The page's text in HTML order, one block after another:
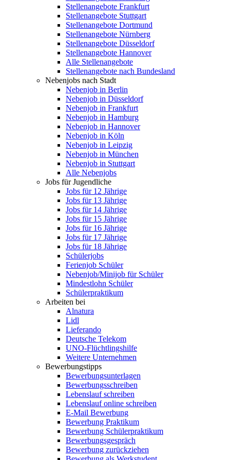
Stellenangebote Frankfurt
Stellenangebote Stuttgart
Stellenangebote Dortmund
Stellenangebote Nürnberg
Stellenangebote Düsseldorf
Stellenangebote Hannover
Alle Stellenangebote
Stellenangebote nach Bundesland
Nebenjobs nach Stadt
Nebenjob in Berlin
Nebenjob in Düsseldorf
Nebenjob in Frankfurt
Nebenjob in Hamburg
Nebenjob in Hannover
Nebenjob in Köln
Nebenjob in Leipzig
Nebenjob in München
Nebenjob in Stuttgart
Alle Nebenjobs
Jobs für Jugendliche
Jobs für 12 Jährige
Jobs für 13 Jährige
Jobs für 14 Jährige
Jobs für 15 Jährige
Jobs für 16 Jährige
Jobs für 17 Jährige
Jobs für 18 Jährige
Schülerjobs
Ferienjob Schüler
Nebenjob/Minijob für Schüler
Mindestlohn Schüler
Schülerpraktikum
Arbeiten bei
Alnatura
Lidl
Lieferando
Deutsche Telekom
UNO-Flüchtlingshilfe
Weitere Unternehmen
Bewerbungstipps
Bewerbungsunterlagen
Bewerbungsschreiben
Lebenslauf schreiben
Lebenslauf online schreiben
E-Mail Bewerbung
Bewerbung Praktikum
Bewerbung Schülerpraktikum
Bewerbungsgespräch
Bewerbung zurückziehen